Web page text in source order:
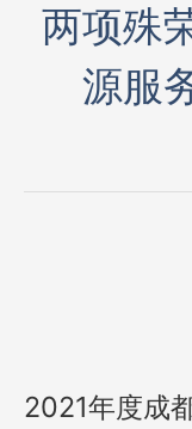
两项殊
源服
2021年度成